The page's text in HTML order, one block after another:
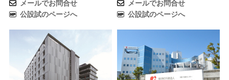
メールでお問合せ
公設試のページへ
メールでお問合せ
公設試のページへ